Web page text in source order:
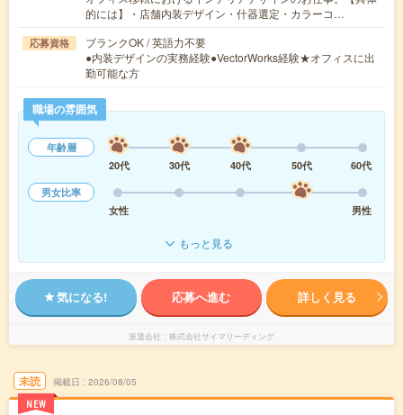
的には】・店舗内装デザイン・什器選定・カラーコ…
応募資格
ブランクOK / 英語力不要
●内装デザインの実務経験●VectorWorks経験★オフィスに出
勤可能な方
職場の雰囲気
年齢層
20代
30代 40代 50代
60代
男女比率
女性
男性
もっと見る
気になる! 応募へ進む 詳しく見る
派遣会社 株式会社サイマリーディング
未読
NEW
掲載日 2026/08/05